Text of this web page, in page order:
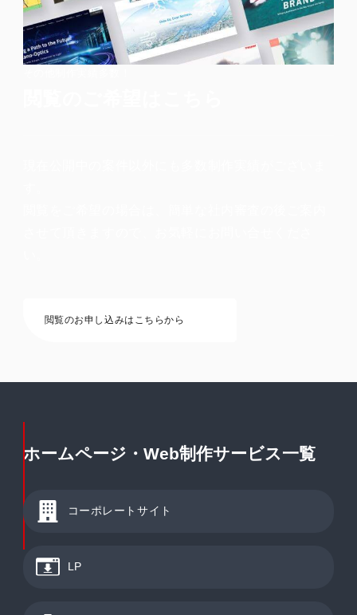
閲覧のお申し込みはこちらから
ホームページ・Web制作サービス一覧
コーポレートサイト
LP